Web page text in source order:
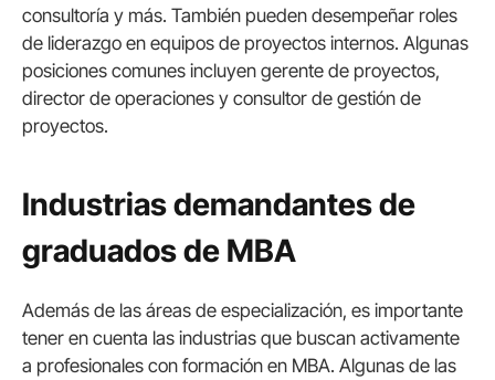
consultoría y más. También pueden desempeñar roles
de liderazgo en equipos de proyectos internos. Algunas
posiciones comunes incluyen gerente de proyectos,
director de operaciones y consultor de gestión de
proyectos.
Industrias demandantes de
graduados de MBA
Además de las áreas de especialización, es importante
tener en cuenta las industrias que buscan activamente
a profesionales con formación en MBA. Algunas de las